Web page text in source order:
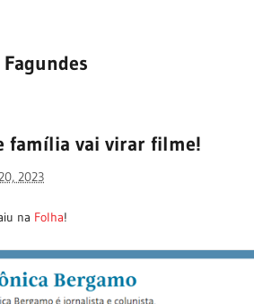
família vai virar filme!
2023
na Folha!